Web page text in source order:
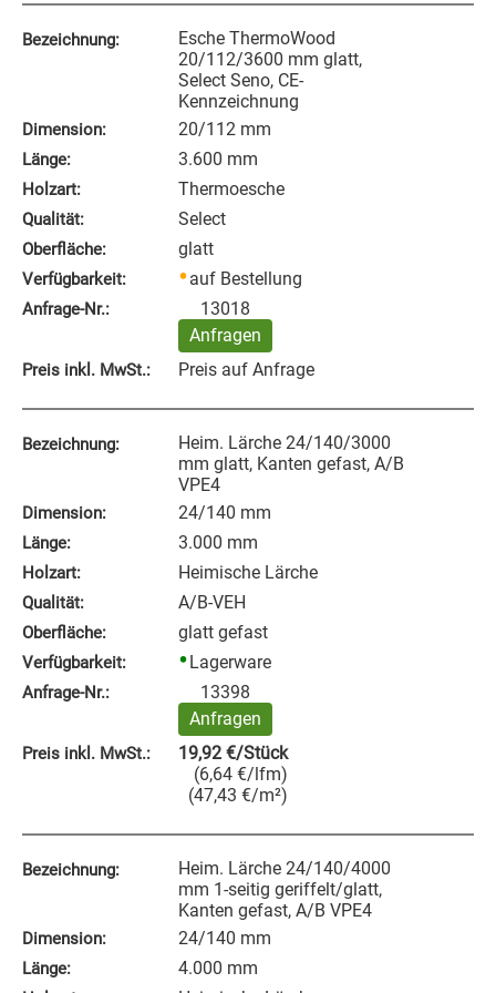
Bezeichnung:
Esche ThermoWood
20/112/3600 mm glatt,
Select Seno, CE-
Kennzeichnung
Dimension: 20/112 mm
Länge: 3.600 mm
Holzart: Thermoesche
Qualität: Select
Oberfläche: glatt
Verfügbarkeit: auf Bestellung
Anfrage‑Nr.:
13018
Anfragen
Preis inkl. MwSt.: Preis auf Anfrage
Bezeichnung:
Heim. Lärche 24/140/3000
mm glatt, Kanten gefast, A/B
VPE4
Dimension: 24/140 mm
Länge: 3.000 mm
Holzart: Heimische Lärche
Qualität: A/B-VEH
Oberfläche: glatt gefast
Verfügbarkeit: Lagerware
Anfrage‑Nr.:
13398
Anfragen
Preis inkl. MwSt.: 19,92 €/Stück
(6,64 €/lfm)
(47,43 €/m²)
Bezeichnung:
Heim. Lärche 24/140/4000
mm 1-seitig geriffelt/glatt,
Kanten gefast, A/B VPE4
Dimension: 24/140 mm
Länge: 4.000 mm